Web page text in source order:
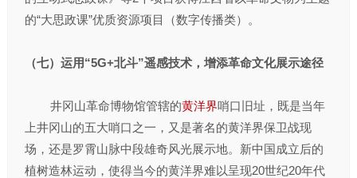
的“大思政课”优质资源项目（数字传播类）。
（七）运用“5G+北斗”遥感技术，增添革命文化展示途径
井冈山革命博物馆管辖的黄洋界哨口旧址，既是当年
上井冈山的五大哨口之一，又是著名的黄洋界保卫战现
场，还是罗霄山脉中段雄奇风光展示地。新中国成立后的
植树造林运动，使得当今的黄洋界难以呈现20世纪20年代